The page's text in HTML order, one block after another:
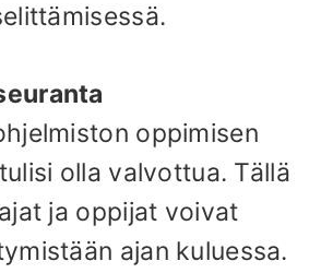
oppimisen
olla valvottua. Tällä
ja oppijat voivat
ajan kuluessa.